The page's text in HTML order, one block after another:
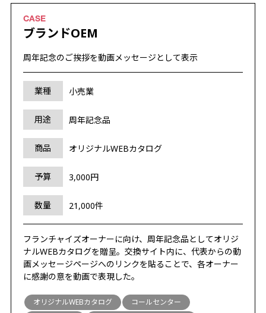
ブランドOEM
周年記念のご挨拶を動画メッセージとして表示
業種 小売業
用途 周年記念品
商品 オリジナルWEBカタログ
予算 3,000円
数量 21,000件
フランチャイズオーナーに向け、周年記念品としてオリジ
ナルWEBカタログを贈呈。交換サイト内に、代表からの動
画メッセージページへのリンクを貼ることで、各オーナー
に感謝の意を動画で表現した。
オリジナルWEBカタログ
コールセンター